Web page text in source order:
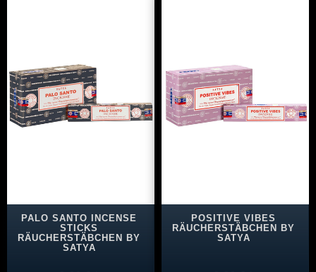
PALO SANTO INCENSE
STICKS
RÄUCHERSTÄBCHEN BY
SATYA
POSITIVE VIBES
RÄUCHERSTÄBCHEN BY
SATYA